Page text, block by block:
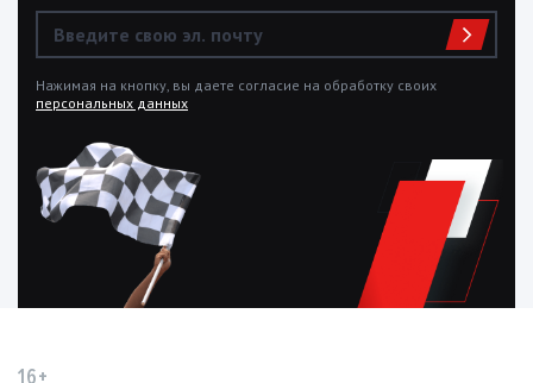
Нажимая на кнопку, вы даете согласие на обработку своих
персональных данных